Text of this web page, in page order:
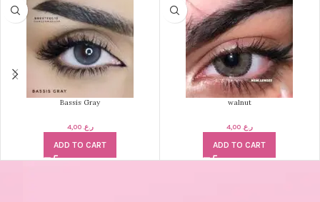
Bassis Gray
ر.ع. 4,00
ADD TO CART
walnut
ر.ع. 4,00
ADD TO CART